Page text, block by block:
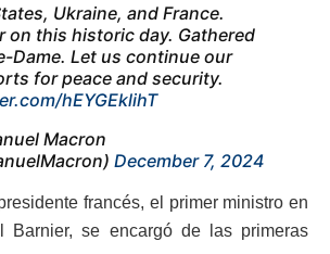
Ukraine, and France.
on this historic day. Gathered
Dame. Let us continue our
for peace and security.
hEYGEklihT
Macron
December 7, 2024
francés, el primer ministro en
Barnier, se encargó de las primeras